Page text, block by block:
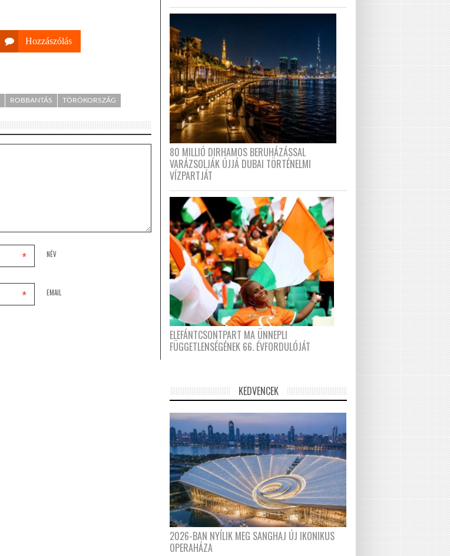
Hozzászólás
ROBBANTÁS TÖRÖKORSZÁG
NÉV
*
EMAIL
*
80 MILLIÓ DIRHAMOS BERUHÁZÁSSAL
VARÁZSOLJÁK ÚJJÁ DUBAI TÖRTÉNELMI
VÍZPARTJÁT
ELEFÁNTCSONTPART MA ÜNNEPLI
FÜGGETLENSÉGÉNEK 66. ÉVFORDULÓJÁT
KEDVENCEK
2026-BAN NYÍLIK MEG SANGHAJ ÚJ IKONIKUS
OPERAHÁZA